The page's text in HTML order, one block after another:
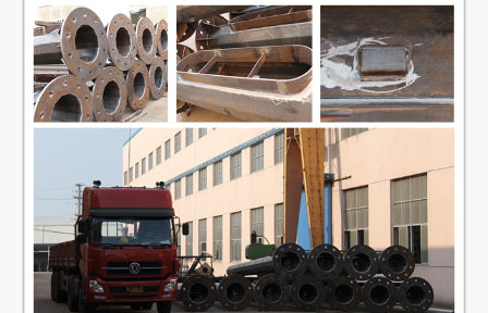
Έδαφος που
τοποθετείται
Το μήκος που θάβεται υπόγεια σύμφωνα με την
απαίτηση του πελάτη
Ποιοτικός
Είμαστε καλά εξοπλισμένοι με τον ανώτερο
εξοπλισμό παραγωγής, τη στερεά τεχνική
δύναμη, τον άριστους τρόπο διαχείρισης και το
ποιοτικό σύστημα ελέγχου, τέλειους μετά από
την υπηρεσία. Έχουμε περάσει το ISO9001: 2008
επικύρωση ποιοτικών συστημάτων.
Πιστοποιητικά
ISO9001: 2008, ελεγχόμενος προμηθευτής, το
πιστοποιητικό βαθμού Αντιαεροπορικού
Πυροβολικού της καλής θέλησης